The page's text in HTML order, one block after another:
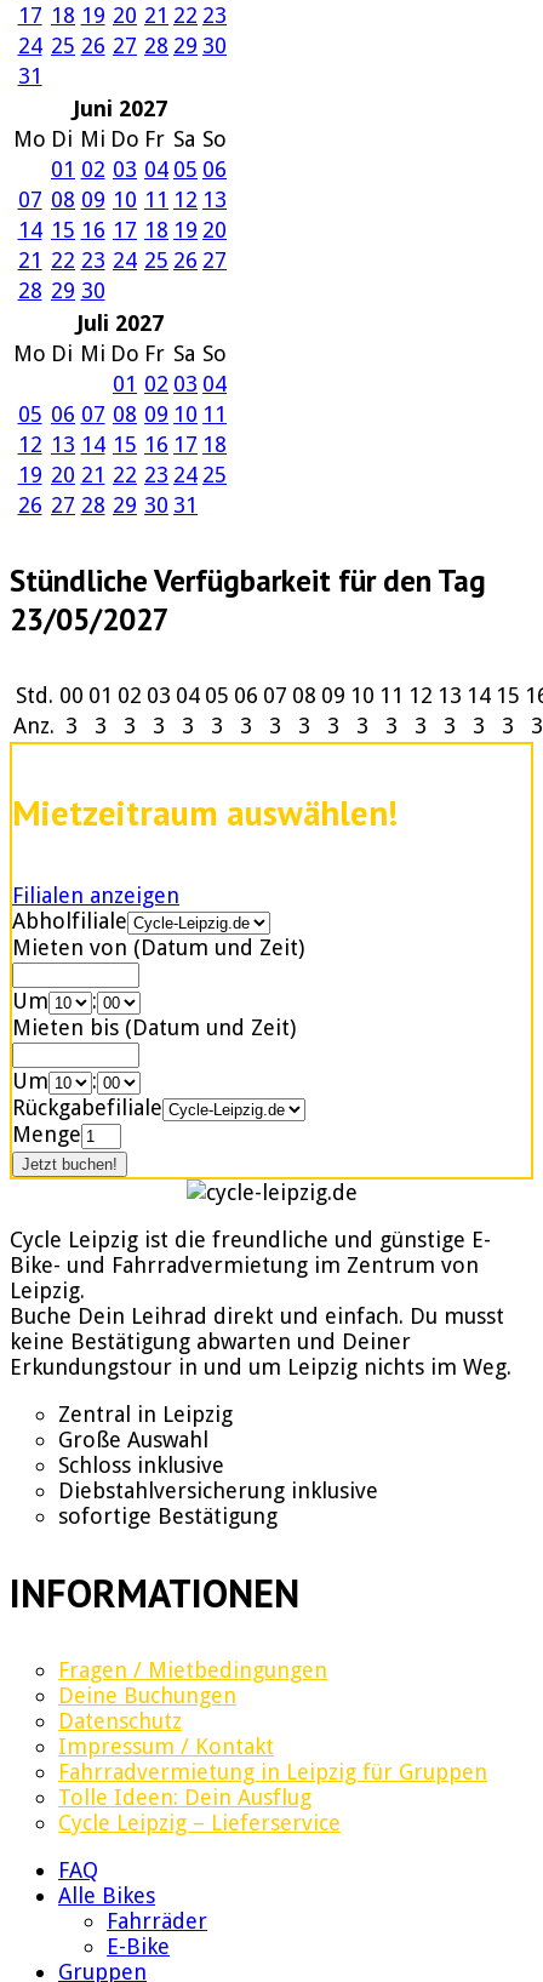
17 18 19 20 21 22 23
24 25 26 27 28 29 30
31
Juni 2027
Mo Di Mi Do Fr Sa So
01 02 03 04 05 06
07 08 09 10 11 12 13
14 15 16 17 18 19 20
21 22 23 24 25 26 27
28 29 30
Juli 2027
Mo Di Mi Do Fr Sa So
01 02 03 04
05 06 07 08 09 10 11
12 13 14 15 16 17 18
19 20 21 22 23 24 25
26 27 28 29 30 31
Stündliche Verfügbarkeit für den Tag
23/05/2027
Std. 00 01 02 03 04 05 06 07 08 09 10 11 12 13 14 15
Anz. 3 3 3 3 3 3 3 3 3 3 3 3 3 3 3 3 3
Mietzeitraum auswählen!
Filialen anzeigen
Abholfiliale
Mieten von (Datum und Zeit)
Um
:
Mieten bis (Datum und Zeit)
Um
:
Rückgabefiliale
Menge
Cycle Leipzig ist die freundliche und günstige E-
Bike- und Fahrradvermietung im Zentrum von
Leipzig.
Buche Dein Leihrad direkt und einfach. Du musst
keine Bestätigung abwarten und Deiner
Erkundungstour in und um Leipzig nichts im Weg.
Zentral in Leipzig
Große Auswahl
Schloss inklusive
Diebstahlversicherung inklusive
sofortige Bestätigung
INFORMATIONEN
Fragen / Mietbedingungen
Deine Buchungen
Datenschutz
Impressum / Kontakt
Fahrradvermietung in Leipzig für Gruppen
Tolle Ideen: Dein Ausflug
Cycle Leipzig – Lieferservice
FAQ
Alle Bikes
Fahrräder
E-Bike
Gruppen